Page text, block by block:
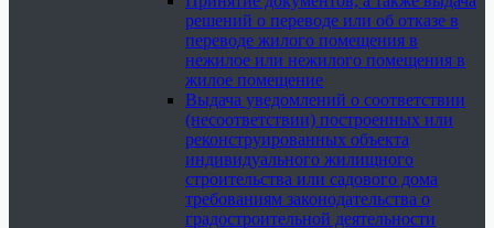
решений о переводе или об отказе в
переводе жилого помещения в
нежилое или нежилого помещения в
жилое помещение
Выдача уведомлений о соответствии
(несоответствии) построенных или
реконструированных объекта
индивидуального жилищного
строительства или садового дома
требованиям законодательства о
градостроительной деятельности